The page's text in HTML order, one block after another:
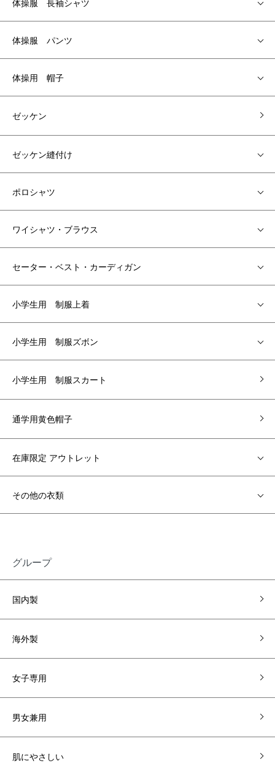
体操服 パンツ
体操用 帽子
ゼッケン
ゼッケン縫付け
ポロシャツ
ワイシャツ・ブラウス
セーター・ベスト・カーディガン
小学生用 制服上着
小学生用 制服ズボン
小学生用 制服スカート
通学用黄色帽子
在庫限定 アウトレット
その他の衣類
グループ
国内製
海外製
女子専用
男女兼用
肌にやさしい